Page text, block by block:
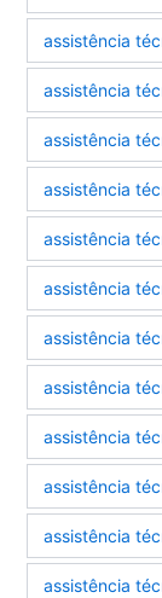
assistência
assistência
assistência
assistência
assistência
assistência
assistência
assistência
assistência
assistência
assistência
assistência